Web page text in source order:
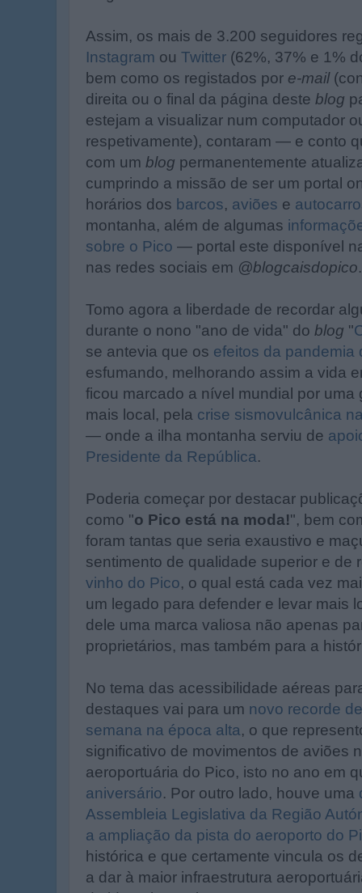
Assim, os mais de 3.200 seguidores
Instagram ou Twitter (62%, 37% e 1%
bem como os registados por e-mail
direita ou o final da página deste blog
estejam a visualizar num computador
respetivamente), contaram — e conto
com um blog permanentemente
cumprindo a missão de ser um portal
horários dos barcos, aviões e
montanha, além de algumas
sobre o Pico — portal este disponível
nas redes sociais em @blogcaisdopico.
Tomo agora a liberdade de recordar
durante o nono "ano de vida" do blog "
se antevia que os efeitos da pandemia
esfumando, melhorando assim a vida
ficou marcado a nível mundial por
mais local, pela crise sismovulcânica
— onde a ilha montanha serviu de
Presidente da República.
Poderia começar por destacar
como "o Pico está na moda!", bem
foram tantas que seria exaustivo e
sentimento de qualidade superior e de
vinho do Pico, o qual está cada vez
um legado para defender e levar mais
dele uma marca valiosa não apenas
proprietários, mas também para a
No tema das acessibilidade aéreas
destaques vai para um novo recorde
semana na época alta, o que
significativo de movimentos de aviões
aeroportuária do Pico, isto no ano em
aniversário. Por outro lado, houve uma
Assembleia Legislativa da Região
a ampliação da pista do aeroporto do
histórica e que certamente vincula os
a dar à maior infraestrutura